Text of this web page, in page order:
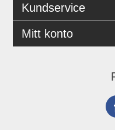
Kundservice
Mitt konto